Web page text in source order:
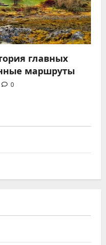
главных
маршруты
0